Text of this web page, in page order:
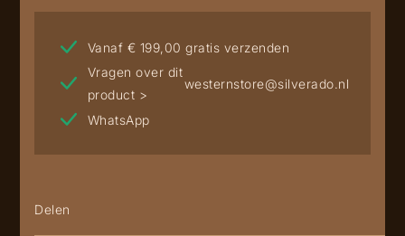
Vanaf € 199,00 gratis verzenden
Vragen over dit
product >
westernstore@silverado.nl
WhatsApp
Delen